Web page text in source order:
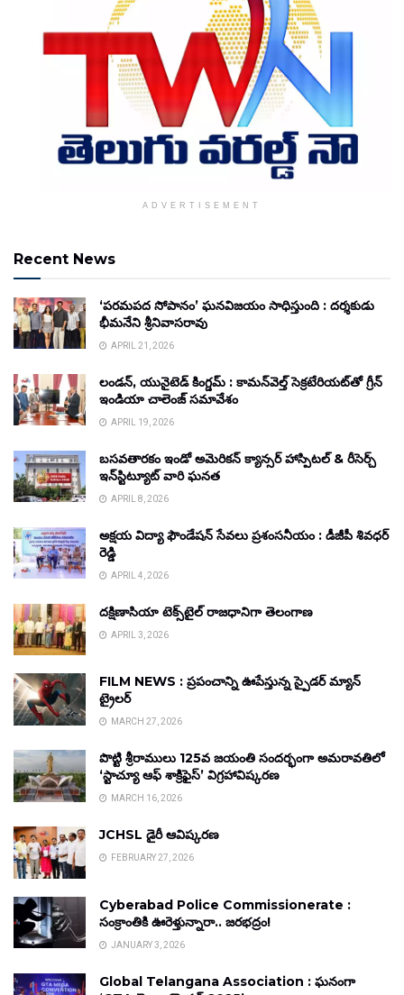
ADVERTISEMENT
Recent News
‘పరమపద సోపానం’ ఘనవిజయం సాధిస్తుంది : దర్శకుడు
భీమనేని శ్రీనివాసరావు
APRIL 21, 2026
లండన్, యునైటెడ్ కింగ్డమ్ : కామన్‌వెల్త్ సెక్రటేరియట్‌తో గ్రీన్
ఇండియా చాలెంజ్ సమావేశం
APRIL 19, 2026
బసవతారకం ఇండో అమెరికన్ క్యాన్సర్ హాస్పిటల్ & రీసెర్చ్
ఇన్‌స్టిట్యూట్ వారి ఘనత
APRIL 8, 2026
అక్షయ విద్యా ఫౌండేషన్ సేవలు ప్రశంసనీయం : డీజీపీ శివధర్
రెడ్డి
APRIL 4, 2026
దక్షిణాసియా టెక్స్‌టైల్ రాజధానిగా తెలంగాణ
APRIL 3, 2026
FILM NEWS : ప్రపంచాన్ని ఊపేస్తున్న స్పైడర్ మ్యాన్
ట్రైలర్
MARCH 27, 2026
పొట్టి శ్రీరాములు 125వ జయంతి సందర్భంగా అమరావతిలో
‘స్టాచ్యూ ఆఫ్ శాక్రిఫైస్’ విగ్రహావిష్కరణ
MARCH 16, 2026
JCHSL డైరీ ఆవిష్కరణ
FEBRUARY 27, 2026
Cyberabad Police Commissionerate :
సంక్రాంతికి ఊరెళ్తున్నారా.. జరభద్రం!
JANUARY 3, 2026
Global Telangana Association : ఘనంగా